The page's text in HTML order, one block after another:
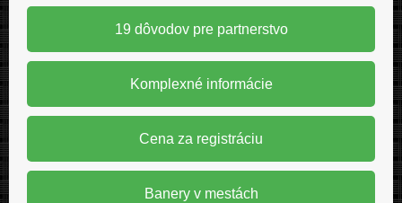
19 dôvodov pre partnerstvo
Komplexné informácie
Cena za registráciu
Banery v mestách